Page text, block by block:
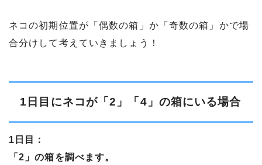
ネコの初期位置が「偶数の箱」か「奇数の箱」かで場
合分けして考えていきましょう！
1日目にネコが「2」「4」の箱にいる場合
1日目：
「2」の箱を調べます。